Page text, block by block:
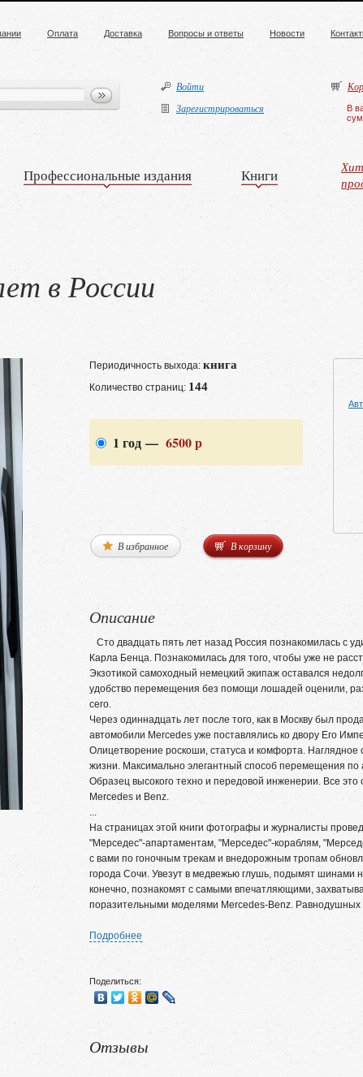
Оплата Доставка Вопросы и ответы Новости
Войти
Зарегистрироваться
В
Профессиональные издания Книги
в России
Периодичность выхода: книга
Количество страниц: 144
1 год — 6500 р
В избранное В корзину
Описание
Сто двадцать пять лет назад Россия познакомилась с
Карла Бенца. Познакомилась для того, чтобы уже не
Экзотикой самоходный немецкий экипаж оставался
удобство перемещения без помощи лошадей оценили,
сего.
Через одиннадцать лет после того, как в Москву был
автомобили Mercedes уже поставлялись ко двору Его
Олицетворение роскоши, статуса и комфорта. Наглядное
жизни. Максимально элегантный способ перемещения по
Образец высокого техно и передовой инженерии. Все это
Mercedes и Benz.
...
На страницах этой книги фотографы и журналисты
"Мерседес"-апартаментам, "Мерседес"-кораблям,
с вами по гоночным трекам и внедорожным тропам
города Сочи. Увезут в медвежью глушь, подымят шинами
конечно, познакомят с самыми впечатляющими,
поразительными моделями Mercedes-Benz. Равнодушных
Подробнее
Поделиться:
Отзывы